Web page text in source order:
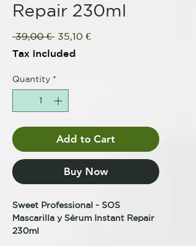
Repair 230ml
39,00 € Regular
Price
35,10 €Sale
Tax Included
Quantity *
Add to Cart
Buy Now
Sweet Professional - SOS
Mascarilla y Sérum Instant Repair
230ml